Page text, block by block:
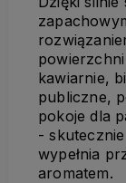
kawiarnie,
publiczne,
pokoje dla
-
wypełnia
aromatem.